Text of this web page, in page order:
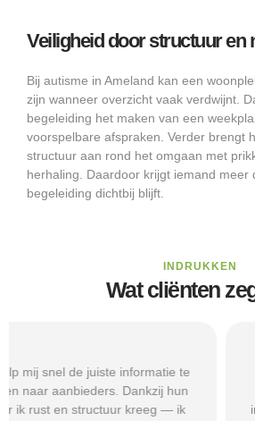
Veiligheid door structuur en
Bij autisme in Ameland kan een
zijn wanneer overzicht vaak verdwijnt.
begeleiding het maken van een
voorspelbare afspraken. Verder brengt
structuur aan rond het omgaan met
herhaling. Daardoor krijgt iemand meer
begeleiding dichtbij blijft.
INDRUKKEN
Wat cliënten
"Door de duidelijke uitleg op
precies welke vragen ik moest
intakegesprekken. Daardoor kwam ik